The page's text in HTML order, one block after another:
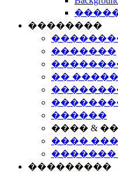
��������
�������
��
������
���� &
����
�������
���������